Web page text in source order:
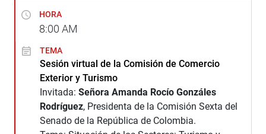
HORA
8:00 AM
TEMA
Sesión virtual de la Comisión de Comercio
Exterior y Turismo
Invitada: Señora Amanda Rocío Gonzáles
Rodríguez, Presidenta de la Comisión Sexta del
Senado de la República de Colombia.